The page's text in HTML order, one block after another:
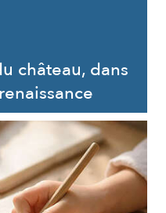
château, dans